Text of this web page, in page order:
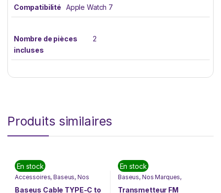
Compatibilité Apple Watch 7
Nombre de pièces
incluses
2
Produits similaires
En stock
Accessoires,Baseus,Nos
Téléphonie &
Tablette
Baseus Cable TYPE-C to
En stock
Baseus, Nos Marques,
Téléphonie & Tablette
Transmetteur FM